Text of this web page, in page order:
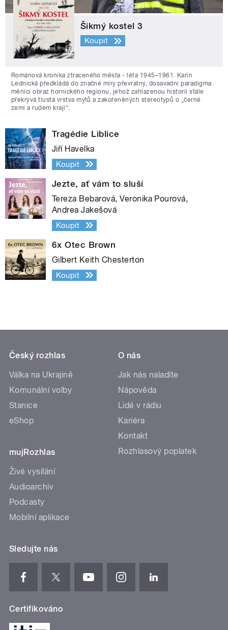
Šikmý kostel 3
Koupit
Románová kronika ztraceného města - léta 1945–1961. Karin
Lednická předkládá do značné míry převratný, dosavadní paradigma
měnící obraz hornického regionu, jehož zahlazenou historii stále
překrývá tlustá vrstva mýtů a zakořeněných stereotypů o „černé
zemi a rudém kraji“.
Tragédie Liblice
Jiří Havelka
Koupit
Jezte, ať vám to sluší
Tereza Bebarová, Veronika Pourová,
Andrea Jakešová
Koupit
6x Otec Brown
Gilbert Keith Chesterton
Koupit
Český rozhlas
Válka na Ukrajině
Komunální volby
Stanice
eShop
mujRozhlas
Živé vysílání
Audioarchiv
Podcasty
Mobilní aplikace
O nás
Jak nás naladíte
Nápověda
Lidé v rádiu
Kariéra
Kontakt
Rozhlasový poplatek
Sledujte nás
Certifikováno